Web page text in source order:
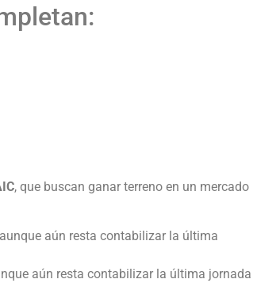
, que buscan ganar terreno en un mercado
aún resta contabilizar la última jornada